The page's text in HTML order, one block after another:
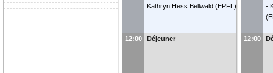
Kathryn Hess Bellwald (EPFL )
12:00 Déjeuner
-
(
12:00